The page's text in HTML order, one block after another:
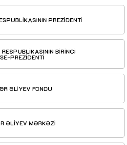
PREZİDENTİ
BİRİNCİ
PREZİDENTİ
ƏLİYEV FONDU
ƏLİYEV MƏRKƏZİ